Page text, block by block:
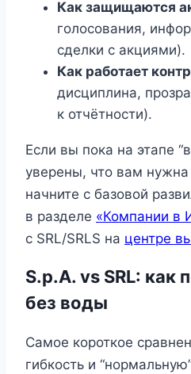
Как защищаются
голосования,
сделки с акциями).
Как работает
дисциплина,
к отчётности).
Если вы пока на этапе
уверены, что вам
начните с базовой
в разделе «Компании в
с SRL/SRLS на центре
S.p.A. vs SRL: как
без воды
Самое короткое
гибкость и